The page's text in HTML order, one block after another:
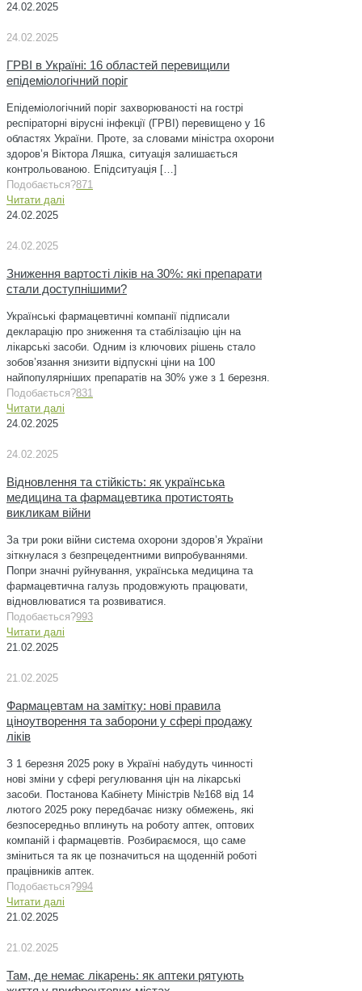
24.02.2025
24.02.2025
ГРВІ в Україні: 16 областей перевищили
епідеміологічний поріг
Епідеміологічний поріг захворюваності на гострі
респіраторні вірусні інфекції (ГРВІ) перевищено у 16
областях України. Проте, за словами міністра охорони
здоров’я Віктора Ляшка, ситуація залишається
контрольованою. Епідситуація […]
Подобається?871
Читати далі
24.02.2025
24.02.2025
Зниження вартості ліків на 30%: які препарати
стали доступнішими?
Українські фармацевтичні компанії підписали
декларацію про зниження та стабілізацію цін на
лікарські засоби. Одним із ключових рішень стало
зобов’язання знизити відпускні ціни на 100
найпопулярніших препаратів на 30% уже з 1 березня.
Подобається?831
Читати далі
24.02.2025
24.02.2025
Відновлення та стійкість: як українська
медицина та фармацевтика протистоять
викликам війни
За три роки війни система охорони здоров’я України
зіткнулася з безпрецедентними випробуваннями.
Попри значні руйнування, українська медицина та
фармацевтична галузь продовжують працювати,
відновлюватися та розвиватися.
Подобається?993
Читати далі
21.02.2025
21.02.2025
Фармацевтам на замітку: нові правила
ціноутворення та заборони у сфері продажу
ліків
З 1 березня 2025 року в Україні набудуть чинності
нові зміни у сфері регулювання цін на лікарські
засоби. Постанова Кабінету Міністрів №168 від 14
лютого 2025 року передбачає низку обмежень, які
безпосередньо вплинуть на роботу аптек, оптових
компаній і фармацевтів. Розбираємося, що саме
зміниться та як це позначиться на щоденній роботі
працівників аптек.
Подобається?994
Читати далі
21.02.2025
21.02.2025
Там, де немає лікарень: як аптеки рятують